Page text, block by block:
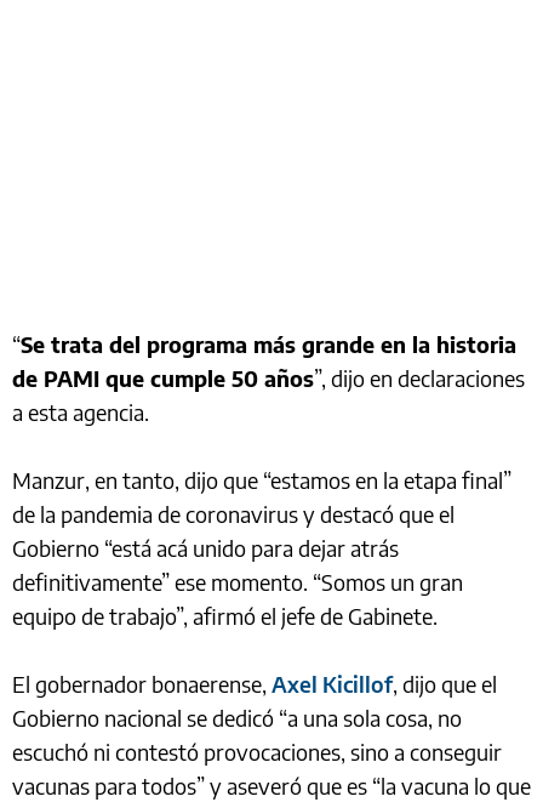
“Se trata del programa más grande en la historia
de PAMI que cumple 50 años”, dijo en declaraciones
a esta agencia.
Manzur, en tanto, dijo que “estamos en la etapa final”
de la pandemia de coronavirus y destacó que el
Gobierno “está acá unido para dejar atrás
definitivamente” ese momento. “Somos un gran
equipo de trabajo”, afirmó el jefe de Gabinete.
El gobernador bonaerense, Axel Kicillof, dijo que el
Gobierno nacional se dedicó “a una sola cosa, no
escuchó ni contestó provocaciones, sino a conseguir
vacunas para todos” y aseveró que es “la vacuna lo que